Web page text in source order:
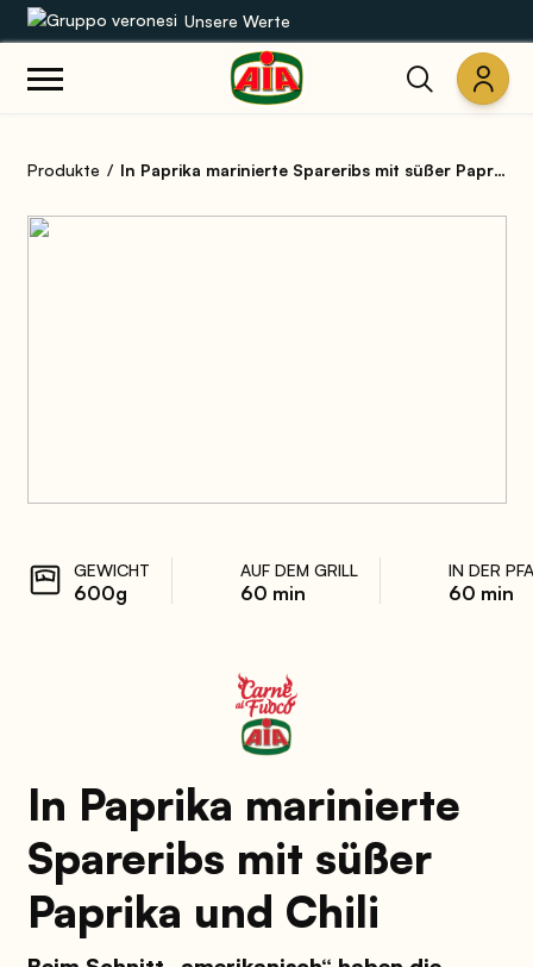
Unsere Werte
Rezepte
Produkte In Paprika marinierte Spareribs mit süßer Paprika und Chili
GEWICHT
600g
AUF DEM GRILL
60 min
IN DER
60 min
In Paprika marinierte
Spareribs mit süßer
Paprika und Chili